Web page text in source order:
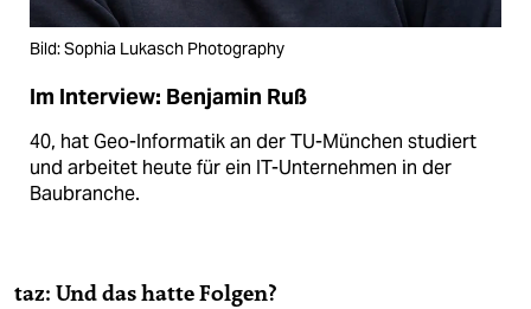
Bild: Sophia Lukasch Photography
Im Interview: Benjamin Ruß
40, hat Geo-Informatik an der TU-München studiert
und arbeitet heute für ein IT-Unternehmen in der
Baubranche.
taz: Und das hatte Folgen?